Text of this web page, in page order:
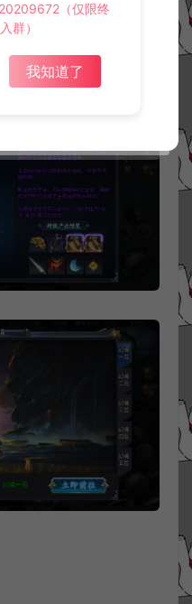
（仅限终
群）
我知道了